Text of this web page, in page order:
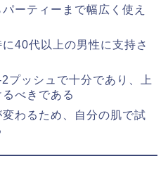
ーティーまで幅広く使え
40代以上の男性に支持さ
プッシュで十分であり、上
べきである
わるため、自分の肌で試